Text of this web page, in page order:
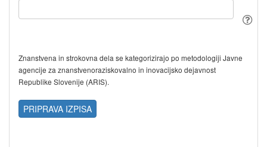
Znanstvena in strokovna dela se kategorizirajo po metodologiji Javne
agencije za znanstvenoraziskovalno in inovacijsko dejavnost
Republike Slovenije (ARIS).
PRIPRAVA IZPISA